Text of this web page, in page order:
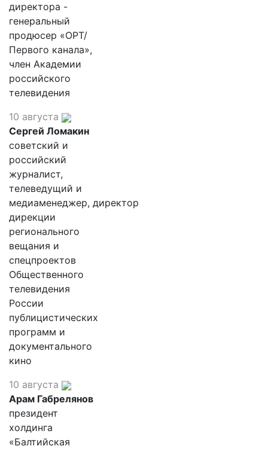
директора -
генеральный
продюсер «ОРТ/
Первого канала»,
член Академии
российского
телевидения
10 августа
Сергей Ломакин
советский и
российский
журналист,
телеведущий и
медиаменеджер, директор
дирекции
регионального
вещания и
спецпроектов
Общественного
телевидения
России
публицистических
программ и
документального
кино
10 августа
Арам Габрелянов
президент
холдинга
«Балтийская